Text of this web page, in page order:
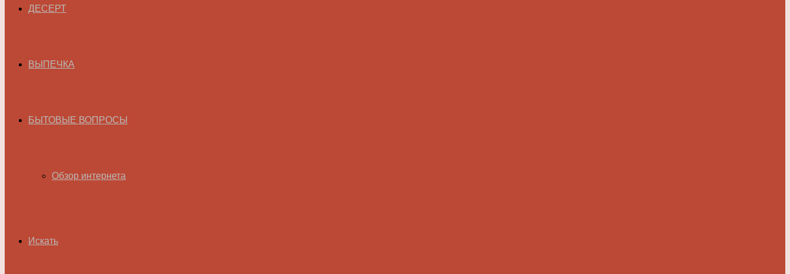
ДЕСЕРТ
ВЫПЕЧКА
БЫТОВЫЕ ВОПРОСЫ
Обзор интернета
Искать